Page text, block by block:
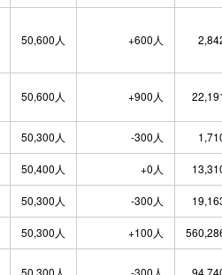
50,600人 +600人
50,600人 +900人
50,300人 -300人
50,400人 +0人
50,300人 -300人
50,300人 +100人